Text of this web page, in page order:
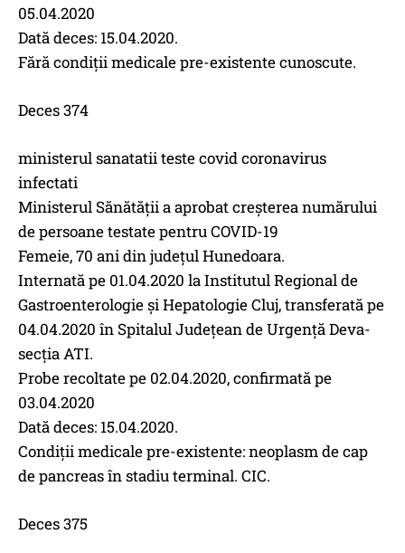
05.04.2020
Dată deces: 15.04.2020.
Fără condiții medicale pre-existente cunoscute.
Deces 374
ministerul sanatatii teste covid coronavirus
infectati
Ministerul Sănătății a aprobat creșterea numărului
de persoane testate pentru COVID-19
Femeie, 70 ani din județul Hunedoara.
Internată pe 01.04.2020 la Institutul Regional de
Gastroenterologie și Hepatologie Cluj, transferată pe
04.04.2020 în Spitalul Județean de Urgență Deva-
secția ATI.
Probe recoltate pe 02.04.2020, confirmată pe
03.04.2020
Dată deces: 15.04.2020.
Condiții medicale pre-existente: neoplasm de cap
de pancreas în stadiu terminal. CIC.
Deces 375